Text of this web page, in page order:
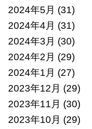
2024年5月 (31)
2024年4月 (31)
2024年3月 (30)
2024年2月 (29)
2024年1月 (27)
2023年12月 (29)
2023年11月 (30)
2023年10月 (29)